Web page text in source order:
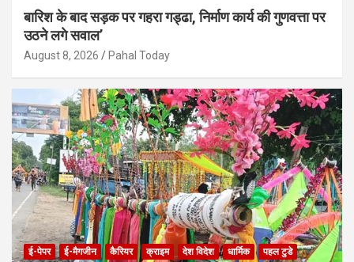
बारिश के बाद सड़क पर गहरा गड्ढा, निर्माण कार्य की गुणवत्ता पर
उठने लगे सवाल’
August 8, 2026 Pahal Today
ई-पेपर ई-मैगजीन कैरियर क्राइम देश विदेश धार्मिक
पहल टुडे